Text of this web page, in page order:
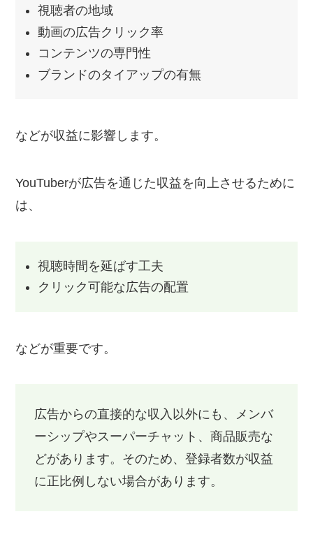
視聴者の地域
動画の広告クリック率
コンテンツの専門性
ブランドのタイアップの有無
などが収益に影響します。
YouTuberが広告を通じた収益を向上させるために
は、
視聴時間を延ばす工夫
クリック可能な広告の配置
などが重要です。
広告からの直接的な収入以外にも、メンバ
ーシップやスーパーチャット、商品販売な
どがあります。そのため、登録者数が収益
に正比例しない場合があります。